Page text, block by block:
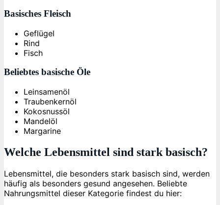
Basisches Fleisch
Geflügel
Rind
Fisch
Beliebtes basische Öle
Leinsamenöl
Traubenkernöl
Kokosnussöl
Mandelöl
Margarine
Welche Lebensmittel sind stark basisch?
Lebensmittel, die besonders stark basisch sind, werden
häufig als besonders gesund angesehen. Beliebte
Nahrungsmittel dieser Kategorie findest du hier: